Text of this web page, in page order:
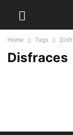
Home Tags
Disfraces